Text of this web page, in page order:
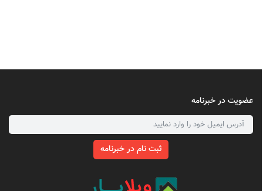
عضویت در خبرنامه
ثبت نام در خبرنامه